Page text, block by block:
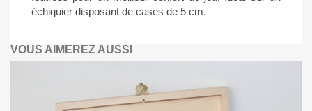
échiquier disposant de cases de 5 cm.
VOUS AIMEREZ AUSSI